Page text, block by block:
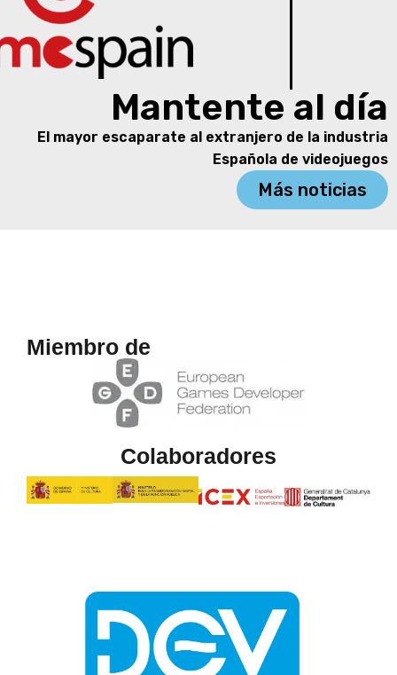
Mantente al día
El mayor escaparate al extranjero de la industria
Española de videojuegos
Más noticias
Miembro de
Colaboradores